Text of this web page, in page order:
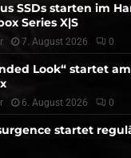
SSDs starten im
Series X|S
7. August 2026 0
Look“ startet
6. August 2026 0
startet